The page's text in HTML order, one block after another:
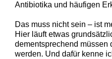
Antibiotika und häufigen
Das muss nicht sein – ist
Hier läuft etwas
dementsprechend müssen
werden. Und dafür kenne